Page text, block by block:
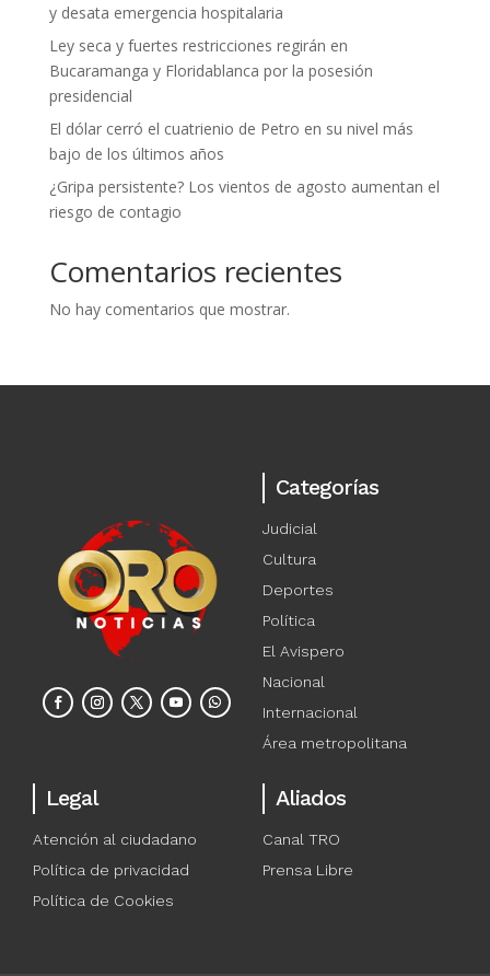
y desata emergencia hospitalaria
Ley seca y fuertes restricciones regirán en
Bucaramanga y Floridablanca por la posesión
presidencial
El dólar cerró el cuatrienio de Petro en su nivel más
bajo de los últimos años
¿Gripa persistente? Los vientos de agosto aumentan el
riesgo de contagio
Comentarios recientes
No hay comentarios que mostrar.
Categorías
Judicial
Cultura
Deportes
Política
El Avispero
Nacional
Internacional
Área metropolitana
Legal
Atención al ciudadano
Política de privacidad
Política de Cookies
Aliados
Canal TRO
Prensa Libre